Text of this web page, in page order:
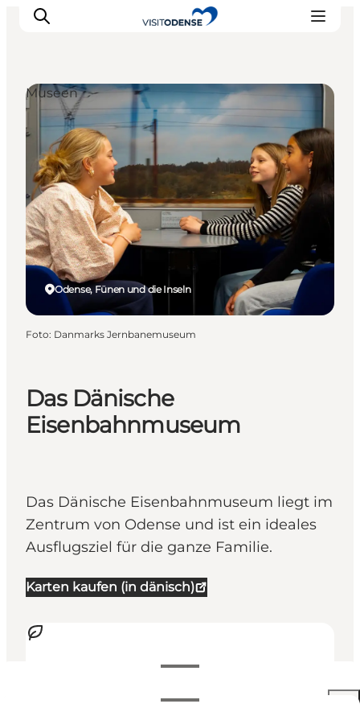
Odense erleben
Veranstaltungen
Reiseplanung
Inspiration
Das Dänische
Eisenbahnmuseum
Das Dänische Eisenbahnmuseum liegt im
Zentrum von Odense und ist ein ideales
Ausflugsziel für die ganze Familie.
Karten kaufen (in dänisch)
Öffnungszeiten anzeigen
Odense, Fünen und die Inseln
Museen
Foto: Danmarks Jernbanemuseum